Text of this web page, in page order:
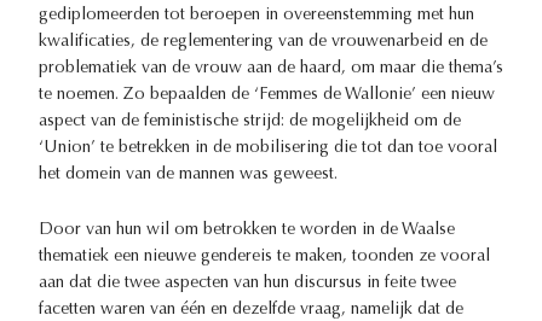
gediplomeerden tot beroepen in overeenstemming met hun
kwalificaties, de reglementering van de vrouwenarbeid en de
problematiek van de vrouw aan de haard, om maar die thema’s
te noemen. Zo bepaalden de ‘Femmes de Wallonie’ een nieuw
aspect van de feministische strijd: de mogelijkheid om de
‘Union’ te betrekken in de mobilisering die tot dan toe vooral
het domein van de mannen was geweest.
Door van hun wil om betrokken te worden in de Waalse
thematiek een nieuwe gendereis te maken, toonden ze vooral
aan dat die twee aspecten van hun discursus in feite twee
facetten waren van één en dezelfde vraag, namelijk dat de